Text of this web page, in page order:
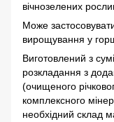
вічнозелених
Може
вирощування у
Виготовлений з
розкладання з
(очищеного
комплексного
необхідний склад